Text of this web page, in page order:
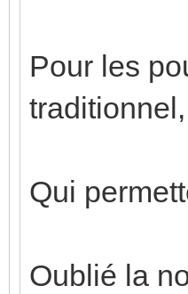
Pour les
Qui
Oublié la